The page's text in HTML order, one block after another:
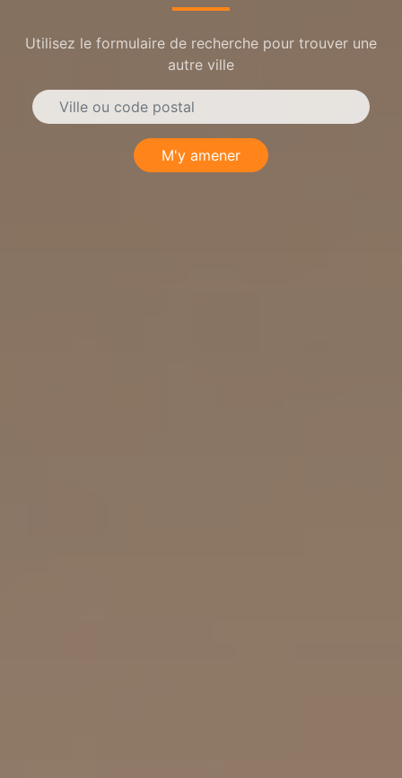
Utilisez le formulaire de recherche pour trouver une
autre ville
M'y amener